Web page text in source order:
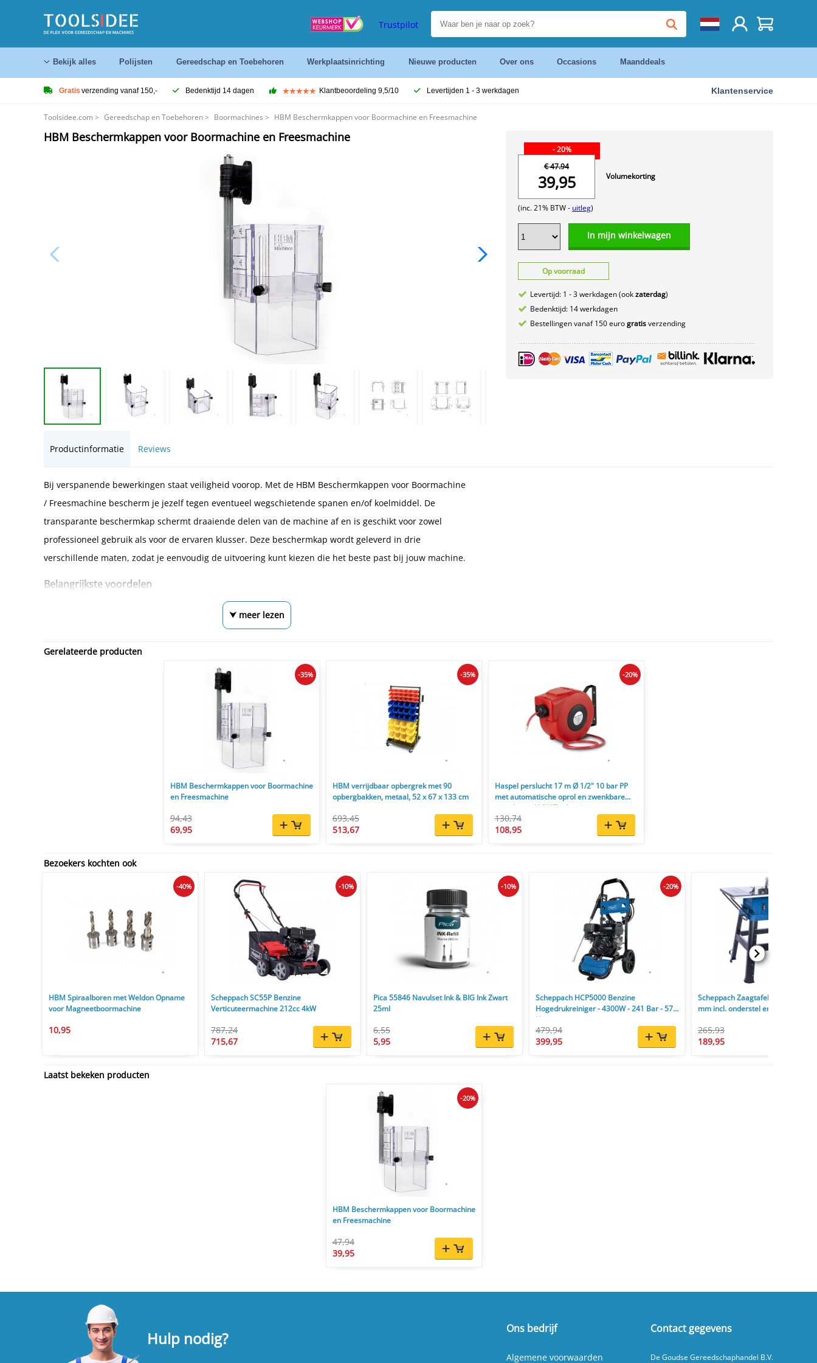
Trustpilot
Bekijk alles Polijsten Gereedschap en Toebehoren Werkplaatsinrichting Nieuwe producten Over ons Occasions Maanddeals
Gratis verzending vanaf 150,- Bedenktijd 14 dagen Klantbeoordeling 9,5/10 Levertijden 1 - 3 werkdagen Klantenservice
Toolsidee.com > Gereedschap en Toebehoren> Boormachines > HBM Beschermkappen voor Boormachine en Freesmachine
HBM Beschermkappen voor Boormachine en Freesmachine
- 20%
€ 47.94
39,95
(inc. 21% BTW - uitleg)
Volumekorting
In mijn winkelwagen
Op voorraad
Levertijd: 1 - 3 werkdagen (ookzaterdag)
Bedenktijd: 14 werkdagen
Bestellingen vanaf 150 eurogratisverzending
Productinformatie Reviews
Bij verspanende bewerkingen staat veiligheid voorop. Met de HBM Beschermkappen voor Boormachine
/ Freesmachine bescherm je jezelf tegen eventueel wegschietende spanen en/of koelmiddel. De
transparante beschermkap schermt draaiende delen van de machine af en is geschikt voor zowel
professioneel gebruik als voor de ervaren klusser. Deze beschermkap wordt geleverd in drie
verschillende maten, zodat je eenvoudig de uitvoering kunt kiezen die het beste past bij jouw machine.
Belangrijkste voordelen
⮟ meer lezen
Gerelateerde producten
HBM Beschermkappen voor Boormachine
en Freesmachine
94,43
69,95
-35%
HBM verrijdbaar opbergrek met 90
opbergbakken, metaal, 52 x 67 x 133 cm
693,45
513,67
-35%
Haspel perslucht 17 m Ø 1/2" 10 bar PP
met automatische oprol en zwenkbare
muurbeugel MW Tools
130,74
108,95
-20%
Bezoekers kochten ook
HBM Spiraalboren met Weldon Opname
voor Magneetboormachine
10,95
-40%
Scheppach SC55P Benzine
Verticuteermachine 212cc 4kW
787,24
715,67
-10%
Pica 55846 Navulset Ink & BIG Ink Zwart
25ml
6,55
5,95
-10%
Scheppach HCP5000 Benzine
Hogedrukreiniger - 4300W - 241 Bar - 570
l/u
479,94
399,95
-20%
Scheppach Zaagtafel HS254
mm incl. onderstel en zaagblad
265,93
189,95
Laatst bekeken producten
HBM Beschermkappen voor Boormachine
en Freesmachine
47,94
39,95
-20%
Ons bedrijf
Algemene voorwaarden
Contact gegevens
De Goudse Gereedschaphandel B.V.
Hulp nodig?